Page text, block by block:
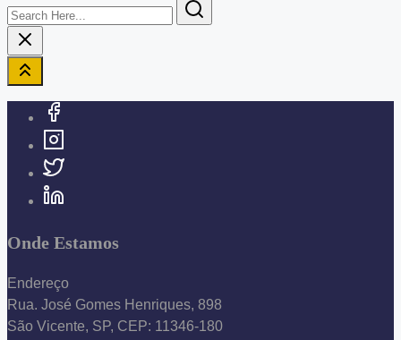
Search
Here...
Onde Estamos
Endereço
Rua. José Gomes Henriques, 898
São Vicente, SP, CEP: 11346-180